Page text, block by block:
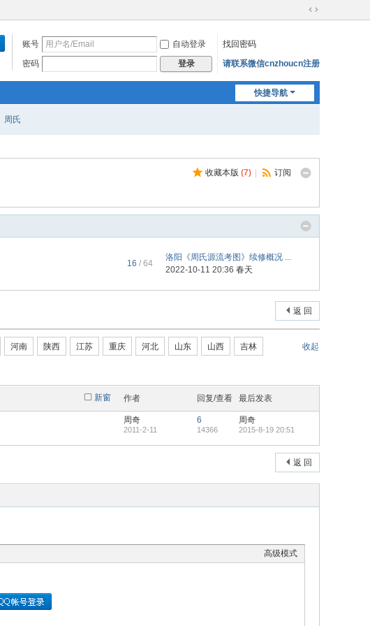
切
宽
账号 自动登录
找回密码
密码
登录 请联系微信cnzhoucn注册
快捷导航
周氏
收藏本版 (7) 订阅
16 / 64
洛阳《周氏源流考图》续修概况 ...
2022-10-11 20:36 春天
返 回
收起
河南 陕西 江苏 重庆 河北 山东 山西 吉林
新窗 作者 回复/查看 最后发表
周奇
2011-2-11
6
14366
周奇
2015-8-19 20:51
返 回
高级模式